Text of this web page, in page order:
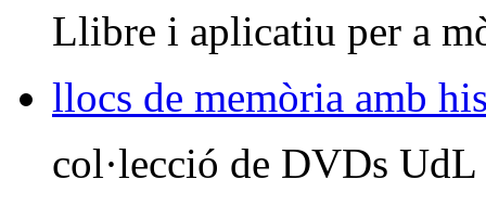
Llibre i aplicatiu per a
llocs de memòria amb
col·lecció de DVDs UdL